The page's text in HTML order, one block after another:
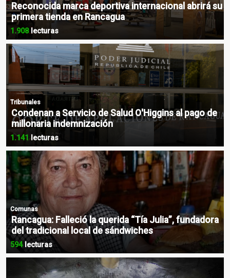
Reconocida marca deportiva internacional abrirá su
primera tienda en Rancagua
1.908lecturas
Tribunales
Condenan a Servicio de Salud O'Higgins al pago de
millonaria indemnización
1.141 lecturas
Comunas
Rancagua: Falleció la querida “Tía Julia”, fundadora
del tradicional local de sándwiches
594lecturas